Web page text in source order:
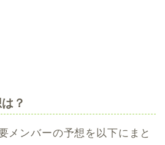
？
メンバーの予想を以下にまと